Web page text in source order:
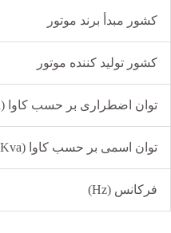
کشور مبدأ برند موتور
کشور تولید کننده موتور
توان اضطراری بر حسب کاوا (Kva)
توان اسمی بر حسب کاوا (Kva)
فرکانس (Hz)